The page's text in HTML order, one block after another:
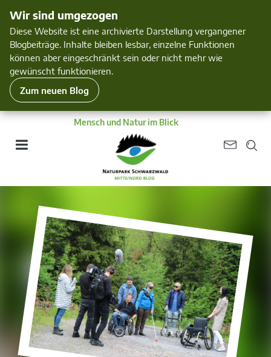
Wir sind umgezogen
Diese Website ist eine archivierte Darstellung vergangener
Blogbeiträge. Inhalte bleiben lesbar, einzelne Funktionen
können aber eingeschränkt sein oder nicht mehr wie
gewünscht funktionieren.
Zum neuen Blog
Mensch und Natur im Blick